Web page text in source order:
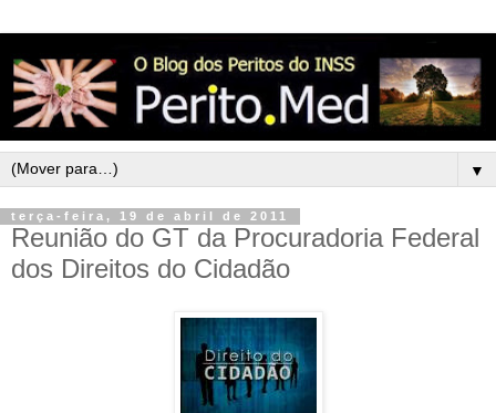
▼
terça-feira, 19 de abril de 2011
Reunião do GT da Procuradoria Federal
dos Direitos do Cidadão